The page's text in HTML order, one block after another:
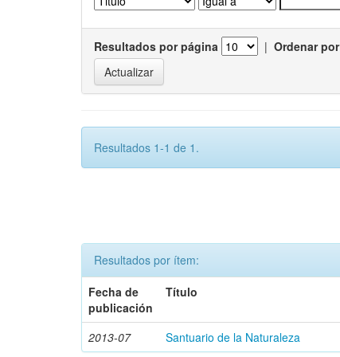
Resultados por página | Ordenar por
Resultados 1-1 de 1.
Resultados por ítem:
Fecha de
publicación
Título
2013-07 Santuario de la Naturaleza